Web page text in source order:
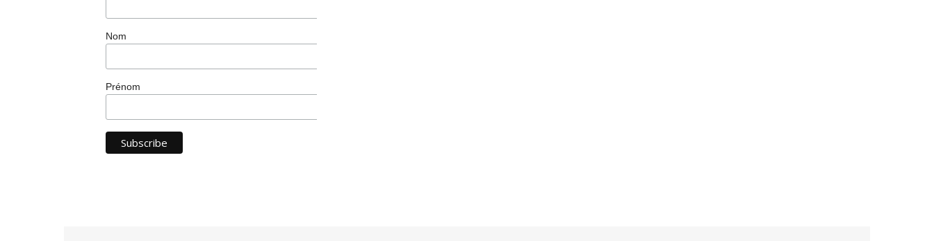
Nom
Prénom